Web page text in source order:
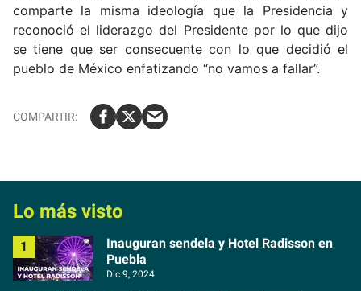
l
comparte la misma ideología que la Presidencia y
reconoció el liderazgo del Presidente por lo que dijo
se tiene que ser consecuente con lo que decidió el
pueblo de México enfatizando “no vamos a fallar”.
Lo más visto
Inauguran sendela y Hotel Radisson en
Puebla
Dic 9, 2024